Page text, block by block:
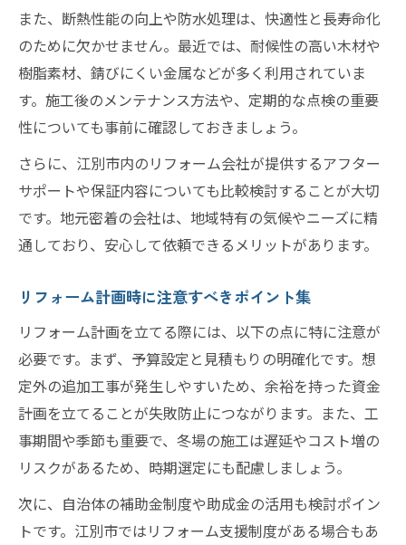
また、断熱性能の向上や防水処理は、快適性と長寿命化
のために欠かせません。最近では、耐候性の高い木材や
樹脂素材、錆びにくい金属などが多く利用されていま
す。施工後のメンテナンス方法や、定期的な点検の重要
性についても事前に確認しておきましょう。
さらに、江別市内のリフォーム会社が提供するアフター
サポートや保証内容についても比較検討することが大切
です。地元密着の会社は、地域特有の気候やニーズに精
通しており、安心して依頼できるメリットがあります。
リフォーム計画時に注意すべきポイント集
リフォーム計画を立てる際には、以下の点に特に注意が
必要です。まず、予算設定と見積もりの明確化です。想
定外の追加工事が発生しやすいため、余裕を持った資金
計画を立てることが失敗防止につながります。また、工
事期間や季節も重要で、冬場の施工は遅延やコスト増の
リスクがあるため、時期選定にも配慮しましょう。
次に、自治体の補助金制度や助成金の活用も検討ポイン
トです。江別市ではリフォーム支援制度がある場合もあ